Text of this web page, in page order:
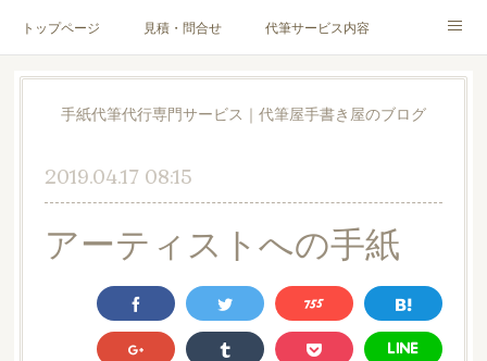
トップページ 見積・問合せ 代筆サービス内容
料金表 代筆サンプル 手紙文章作成代行サービス
ブログ お客様の声
Instagram
手紙代筆代行専門サービス｜代筆屋手書き屋のブログ
2019.04.17 08:15
アーティストへの手紙